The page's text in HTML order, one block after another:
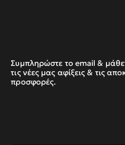
Συμπληρώστε το email &
τις νέες μας αφίξεις & τις
προσφορές.